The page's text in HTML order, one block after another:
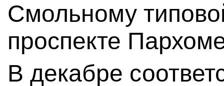
Смольному
проспекте
В декабре